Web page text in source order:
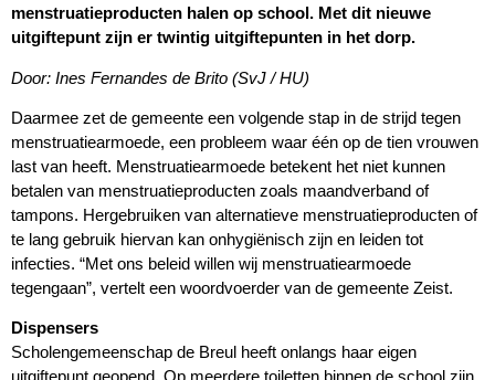
menstruatieproducten halen op school. Met dit nieuwe
uitgiftepunt zijn er twintig uitgiftepunten in het dorp.
Door: Ines Fernandes de Brito (SvJ / HU)
Daarmee zet de gemeente een volgende stap in de strijd tegen
menstruatiearmoede, een probleem waar één op de tien vrouwen
last van heeft. Menstruatiearmoede betekent het niet kunnen
betalen van menstruatieproducten zoals maandverband of
tampons. Hergebruiken van alternatieve menstruatieproducten of
te lang gebruik hiervan kan onhygiënisch zijn en leiden tot
infecties. “Met ons beleid willen wij menstruatiearmoede
tegengaan”, vertelt een woordvoerder van de gemeente Zeist.
Dispensers
Scholengemeenschap de Breul heeft onlangs haar eigen